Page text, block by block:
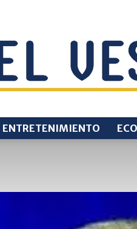
ENTRETENIMIENTO